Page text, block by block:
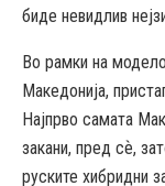
биде невидлив
Во рамки на
Македонија,
Најпрво самата
закани, пред сѐ,
руските хибридни